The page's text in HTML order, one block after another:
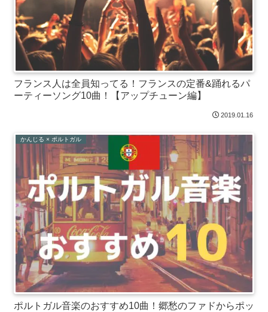
フランス人は全員知ってる！フランスの定番&踊れるパ
ーティーソング10曲！【アップチューン編】
2019.01.16
かんじる × ポルトガル
ポルトガル音楽のおすすめ10曲！郷愁のファドからポッ